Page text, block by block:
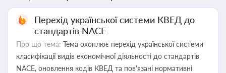
Перехід української системи КВЕД до
стандартів NACE
Про що тема: Тема охоплює перехід української системи
класифікації видів економічної діяльності до стандартів
NACE, оновлення кодів КВЕД та пов'язані нормативні